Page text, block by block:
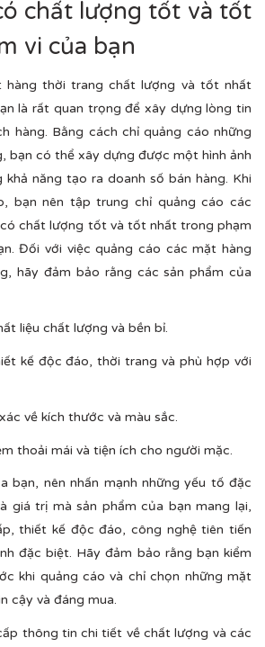
chất lượng tốt và tốt
vi của bạn
hàng thời trang chất lượng và tốt nhất
là rất quan trọng để xây dựng lòng tin
hàng. Bằng cách chỉ quảng cáo những
bạn có thể xây dựng được một hình ảnh
năng tạo ra doanh số bán hàng. Khi
bạn nên tập trung chỉ quảng cáo các
chất lượng tốt và tốt nhất trong phạm
Đối với việc quảng cáo các mặt hàng
hãy đảm bảo rằng các sản phẩm của
liệu chất lượng và bền bỉ.
kế độc đáo, thời trang và phù hợp với
về kích thước và màu sắc.
thoải mái và tiện ích cho người mặc.
bạn, nên nhấn mạnh những yếu tố đặc
giá trị mà sản phẩm của bạn mang lại,
thiết kế độc đáo, công nghệ tiên tiến
đặc biệt. Hãy đảm bảo rằng bạn kiểm
khi quảng cáo và chỉ chọn những mặt
cậy và đáng mua.
thông tin chi tiết về chất lượng và các